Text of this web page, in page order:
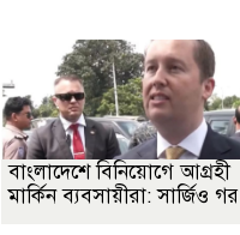
বাংলাদেশে বিনিয়োগে আগ্রহী
মার্কিন ব্যবসায়ীরা: সার্জিও গর